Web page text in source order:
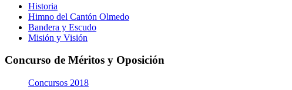
Historia
Himno del Cantón Olmedo
Bandera y Escudo
Misión y Visión
Concurso de Méritos y Oposición
Concursos 2018